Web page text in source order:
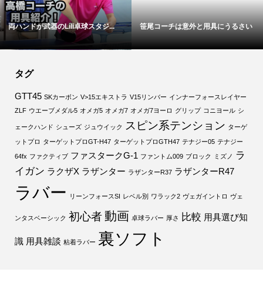
両ハンドが武器のLili卓球スタジ... 笹尾コーチは意外と用具にうるさい
タグ
GTT45 SKカーボン V>15エキストラ V15リンバー インナーフォースレイヤー
ZLF ウエーブメダル5 オメガ5 オメガ7 オメガ7ヨーロ グリップ コニヨール シ
ェークハンド シューズ ジュウイック スピン系テンション ターゲ
ットプロ ターゲットプロGT-H47 ターゲットプロGTH47 テナジー05 テナジー
64fx ファクティブ ファスタークG-1 ファントム009 ブロック ミズノ ラ
イガン ラクザX ラザンター ラザンターR37 ラザンターR47
ラバー リーンフォースSI レベル別 ワラック2 ヴェガイントロ ヴェ
ンタスベーシック 初心者動画 卓球ラバー 厚さ 比較 用具選び知
識 用具雑談 粘着ラバー 裏ソフト